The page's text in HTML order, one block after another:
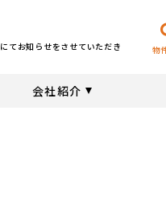
てお知らせをさせていただき 物
会社紹介